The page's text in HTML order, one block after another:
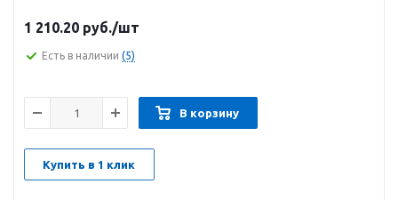
1 210.20 руб./шт
Есть в наличии (5)
В корзину
Купить в 1 клик